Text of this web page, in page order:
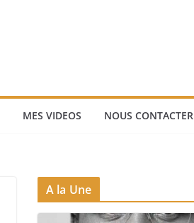
MES VIDEOS NOUS CONTACTER
A la Une